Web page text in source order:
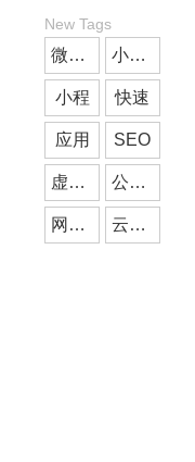
New Tags
微信小程序开发 小微公司
小程 快速
应用 SEO
虚拟人 公众号开发
网站搭建 云派网络